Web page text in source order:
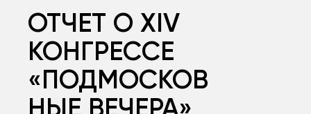
ОТЧЕТ О XIV
КОНГРЕССЕ
«ПОДМОСКОВ